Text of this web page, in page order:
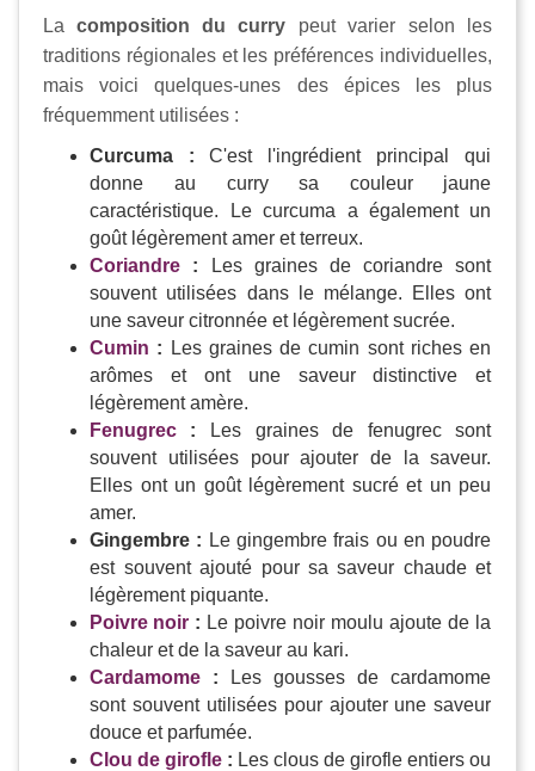
La composition du curry peut varier selon les
traditions régionales et les préférences individuelles,
mais voici quelques-unes des épices les plus
fréquemment utilisées :
Curcuma :C'est l'ingrédient principal qui
donne au curry sa couleur jaune
caractéristique. Le curcuma a également un
goût légèrement amer et terreux.
Coriandre : Les graines de coriandre sont
souvent utilisées dans le mélange. Elles ont
une saveur citronnée et légèrement sucrée.
Cumin : Les graines de cumin sont riches en
arômes et ont une saveur distinctive et
légèrement amère.
Fenugrec : Les graines de fenugrec sont
souvent utilisées pour ajouter de la saveur.
Elles ont un goût légèrement sucré et un peu
amer.
Gingembre : Le gingembre frais ou en poudre
est souvent ajouté pour sa saveur chaude et
légèrement piquante.
Poivre noir : Le poivre noir moulu ajoute de la
chaleur et de la saveur au kari.
Cardamome :
Les gousses de cardamome
sont souvent utilisées pour ajouter une saveur
douce et parfumée.
Clou de girofle : Les clous de girofle entiers ou